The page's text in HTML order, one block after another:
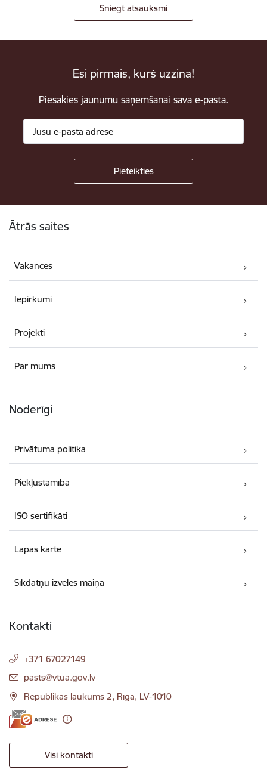
Sniegt atsauksmi
Esi pirmais, kurš uzzina!
Piesakies jaunumu saņemšanai savā e-pastā.
Ātrās saites
Vakances
Iepirkumi
Projekti
Par mums
Noderīgi
Privātuma politika
Piekļūstamība
ISO sertifikāti
Lapas karte
Sīkdatņu izvēles maiņa
Kontakti
+371 67027149
E-pasts:
pasts@vtua.gov.lv
Republikas laukums 2, Rīga, LV-1010
Visi kontakti